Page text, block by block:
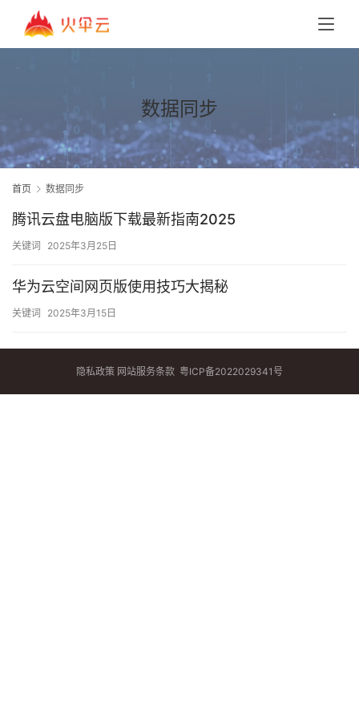
数据同步
首页 数据同步
腾讯云盘电脑版下载最新指南2025
关键词 2025年3月25日
华为云空间网页版使用技巧大揭秘
关键词 2025年3月15日
隐私政策 网站服务条款 粤ICP备2022029341号